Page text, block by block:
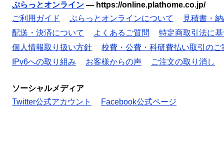
ぷらっとオンライン — https://online.plathome.co.jp/
ご利用ガイド
ぷらっとオンラインについて
見積書・
配送・決済について
よくあるご質問
特定商取引法に
個人情報取り扱い方針
校費・公費・科研費払い取引のご
IPv6への取り組み
お客様からの声 ご注文の取り消し
ソーシャルメディア
Twitter公式アカウント
Facebook公式ページ